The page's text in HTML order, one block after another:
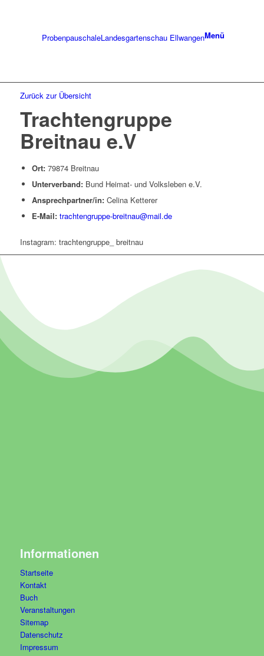
ProbenpauschaleLandesgartenschau EllwangenMenü
Zurück zur Übersicht
Trachtengruppe
Breitnau e.V
Ort:79874 Breitnau
Unterverband:Bund Heimat- und Volksleben e.V.
Ansprechpartner/in:Celina Ketterer
E-Mail: trachtengruppe-breitnau@mail.de
Instagram: trachtengruppe_ breitnau
Informationen
Startseite
Kontakt
Buch
Veranstaltungen
Sitemap
Datenschutz
Impressum